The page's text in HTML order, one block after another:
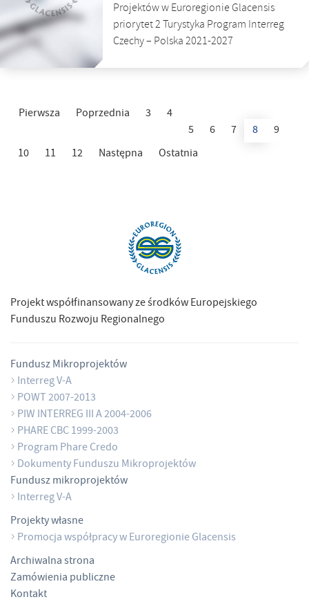
Projektów w Euroregionie Glacensis
priorytet 2 Turystyka Program Interreg
Czechy – Polska 2021-2027
Pierwsza Poprzednia 3
4
5
6 7 8
9
10
11 12 Następna Ostatnia
Projekt współfinansowany ze środków Europejskiego
Funduszu Rozwoju Regionalnego
Fundusz Mikroprojektów
Interreg V-A
POWT 2007-2013
PIW INTERREG III A 2004-2006
PHARE CBC 1999-2003
Program Phare Credo
Dokumenty Funduszu Mikroprojektów
Fundusz mikroprojektów
Interreg V-A
Projekty własne
Promocja współpracy w Euroregionie Glacensis
Archiwalna strona
Zamówienia publiczne
Kontakt